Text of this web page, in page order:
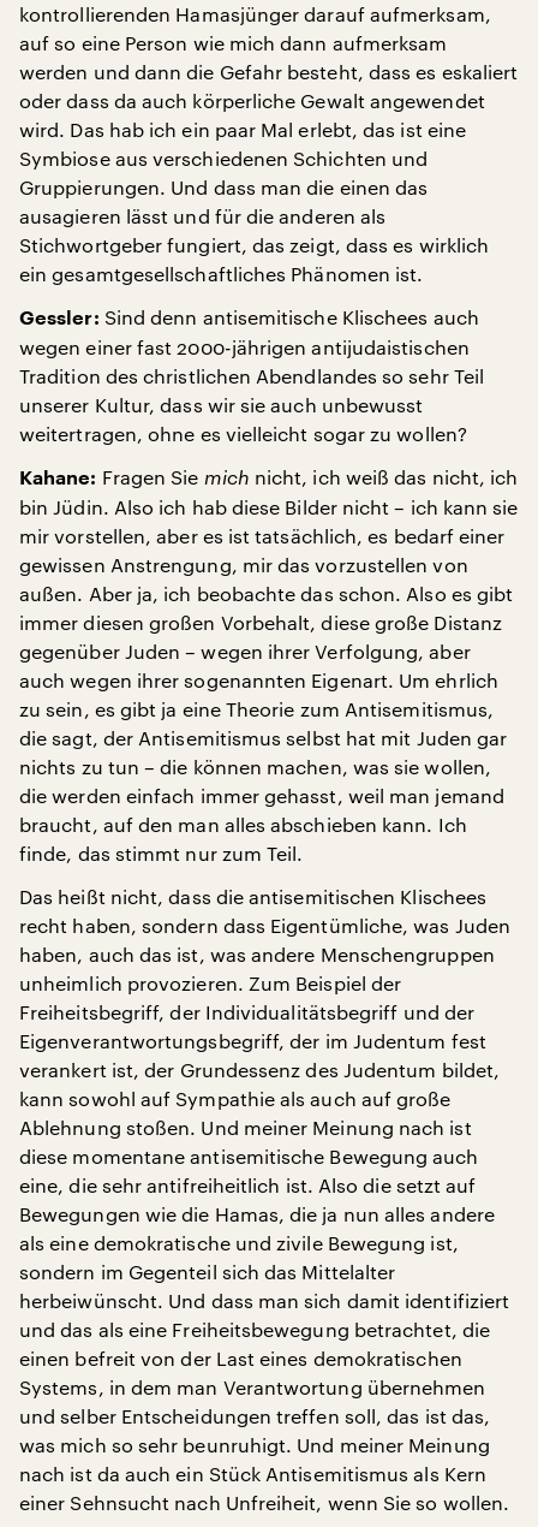
kontrollierenden Hamasjünger darauf aufmerksam,
auf so eine Person wie mich dann aufmerksam
werden und dann die Gefahr besteht, dass es eskaliert
oder dass da auch körperliche Gewalt angewendet
wird. Das hab ich ein paar Mal erlebt, das ist eine
Symbiose aus verschiedenen Schichten und
Gruppierungen. Und dass man die einen das
ausagieren lässt und für die anderen als
Stichwortgeber fungiert, das zeigt, dass es wirklich
ein gesamtgesellschaftliches Phänomen ist.
Gessler: Sind denn antisemitische Klischees auch
wegen einer fast 2000-jährigen antijudaistischen
Tradition des christlichen Abendlandes so sehr Teil
unserer Kultur, dass wir sie auch unbewusst
weitertragen, ohne es vielleicht sogar zu wollen?
Kahane: Fragen Sie mich nicht, ich weiß das nicht, ich
bin Jüdin. Also ich hab diese Bilder nicht – ich kann sie
mir vorstellen, aber es ist tatsächlich, es bedarf einer
gewissen Anstrengung, mir das vorzustellen von
außen. Aber ja, ich beobachte das schon. Also es gibt
immer diesen großen Vorbehalt, diese große Distanz
gegenüber Juden – wegen ihrer Verfolgung, aber
auch wegen ihrer sogenannten Eigenart. Um ehrlich
zu sein, es gibt ja eine Theorie zum Antisemitismus,
die sagt, der Antisemitismus selbst hat mit Juden gar
nichts zu tun – die können machen, was sie wollen,
die werden einfach immer gehasst, weil man jemand
braucht, auf den man alles abschieben kann. Ich
finde, das stimmt nur zum Teil.
Das heißt nicht, dass die antisemitischen Klischees
recht haben, sondern dass Eigentümliche, was Juden
haben, auch das ist, was andere Menschengruppen
unheimlich provozieren. Zum Beispiel der
Freiheitsbegriff, der Individualitätsbegriff und der
Eigenverantwortungsbegriff, der im Judentum fest
verankert ist, der Grundessenz des Judentum bildet,
kann sowohl auf Sympathie als auch auf große
Ablehnung stoßen. Und meiner Meinung nach ist
diese momentane antisemitische Bewegung auch
eine, die sehr antifreiheitlich ist. Also die setzt auf
Bewegungen wie die Hamas, die ja nun alles andere
als eine demokratische und zivile Bewegung ist,
sondern im Gegenteil sich das Mittelalter
herbeiwünscht. Und dass man sich damit identifiziert
und das als eine Freiheitsbewegung betrachtet, die
einen befreit von der Last eines demokratischen
Systems, in dem man Verantwortung übernehmen
und selber Entscheidungen treffen soll, das ist das,
was mich so sehr beunruhigt. Und meiner Meinung
nach ist da auch ein Stück Antisemitismus als Kern
einer Sehnsucht nach Unfreiheit, wenn Sie so wollen.